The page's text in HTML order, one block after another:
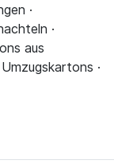
·
·
aus
·